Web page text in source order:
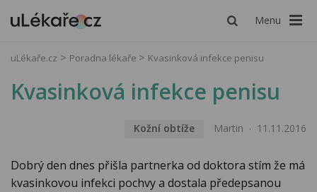
Menu
uLékaře.cz Poradna lékaře Kvasinková infekce penisu
Kvasinková infekce penisu
Kožní obtíže Martin 11.11.2016
Dobrý den dnes přišla partnerka od doktora stím že má
kvasinkovou infekci pochvy a dostala předepsanou